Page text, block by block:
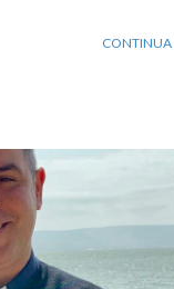
CONTINUA